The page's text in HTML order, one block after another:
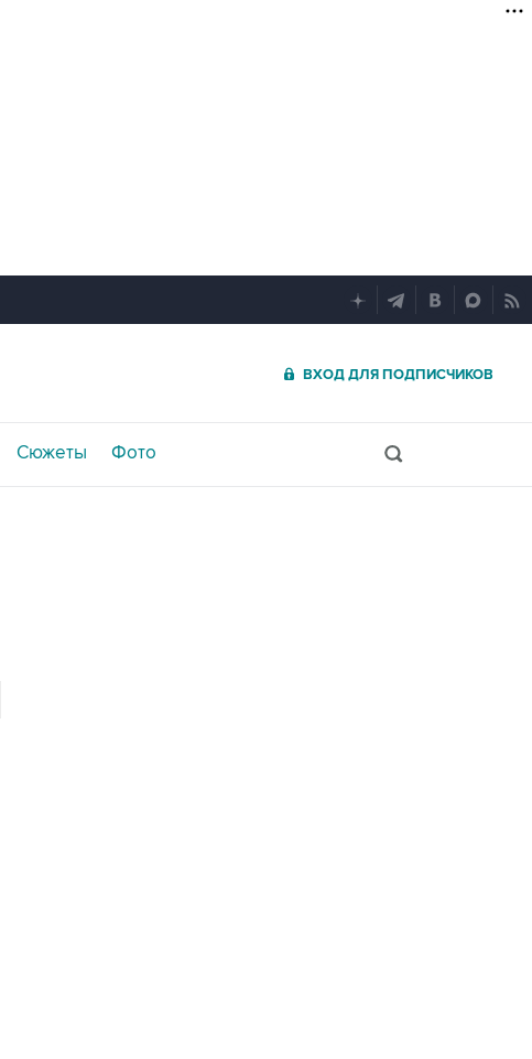
ВХОД ДЛЯ ПОДПИСЧИКОВ
Сюжеты Фото